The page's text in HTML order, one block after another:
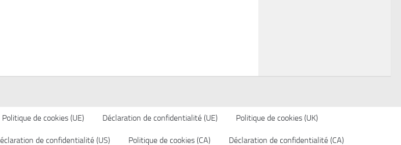
Politique de cookies (UE) Déclaration de confidentialité (UE) Politique de cookies (UK)
de confidentialité (US) Politique de cookies (CA) Déclaration de confidentialité (CA)